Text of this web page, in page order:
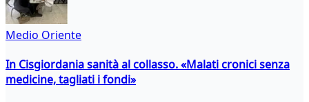
Medio Oriente
In Cisgiordania sanità al collasso. «Malati cronici senza
medicine, tagliati i fondi»